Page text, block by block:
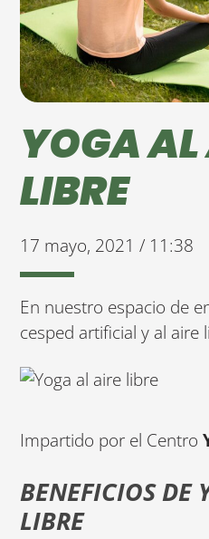
YOGA
LIBRE
17 mayo, 2021 / 11:38
En nuestro espacio de
cesped artificial y al aire
Impartido por el Centro
BENEFICIOS DE
LIBRE